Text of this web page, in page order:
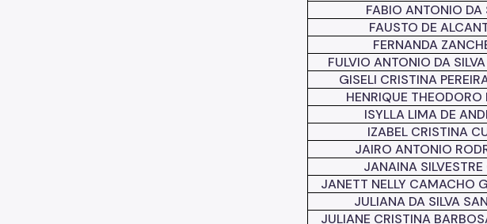
FABIO ANTONIO DA
FAUSTO DE
FERNANDA
FULVIO ANTONIO DA
GISELI CRISTINA
HENRIQUE THEODORO
ISYLLA LIMA DE
IZABEL CRISTINA
JAIRO ANTONIO
JANAINA SILVESTRE
JANETT NELLY CAMACHO
JULIANA DA SILVA
JULIANE CRISTINA